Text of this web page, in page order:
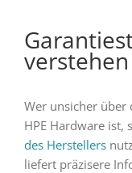
verstehen
Wer unsicher über
HPE Hardware ist,
des Herstellers
liefert präzisere